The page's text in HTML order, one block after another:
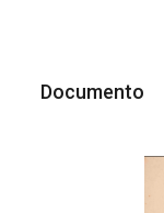
Documento